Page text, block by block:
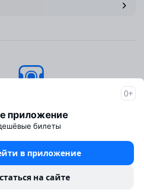
Об Авиасейлс
Пресс‑центр
Travelpayouts
Партнёрская программа
0+
приложение
билеты
в приложение
на сайте